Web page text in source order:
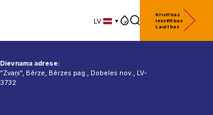
LV
Kristības
Iesvētības
Laulības
Dievnama adrese:
"Zvaņi", Bērze, Bērzes pag., Dobeles nov., LV-
3732